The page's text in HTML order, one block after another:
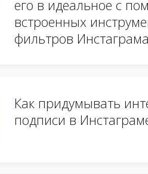
его в идеальное с
встроенных
фильтров Инстаграма
Как придумывать
подписи в